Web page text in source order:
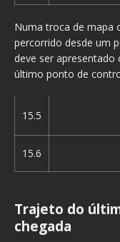
Numa troca de mapa
percorrido desde um
deve ser
último ponto de
15.5
15.6
Trajeto do
chegada